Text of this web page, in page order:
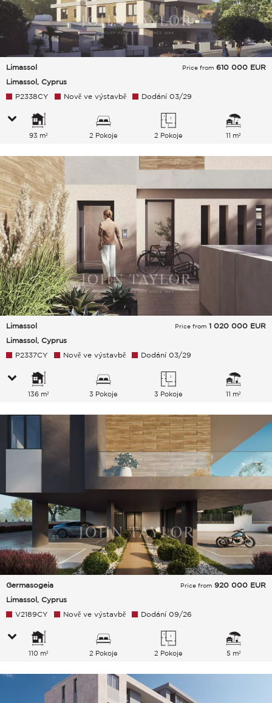
Limassol
Limassol, Cyprus
Price from 610 000 EUR
P2338CY Nově ve výstavbě Dodání 03/29
93 m² 2 Pokoje 2 Pokoje 11 m²
Limassol
Limassol, Cyprus
Price from 1 020 000 EUR
P2337CY Nově ve výstavbě Dodání 03/29
136 m² 3 Pokoje 3 Pokoje 11 m²
Germasogeia
Limassol, Cyprus
Price from 920 000 EUR
V2189CY Nově ve výstavbě Dodání 09/26
110 m² 2 Pokoje 2 Pokoje 5 m²